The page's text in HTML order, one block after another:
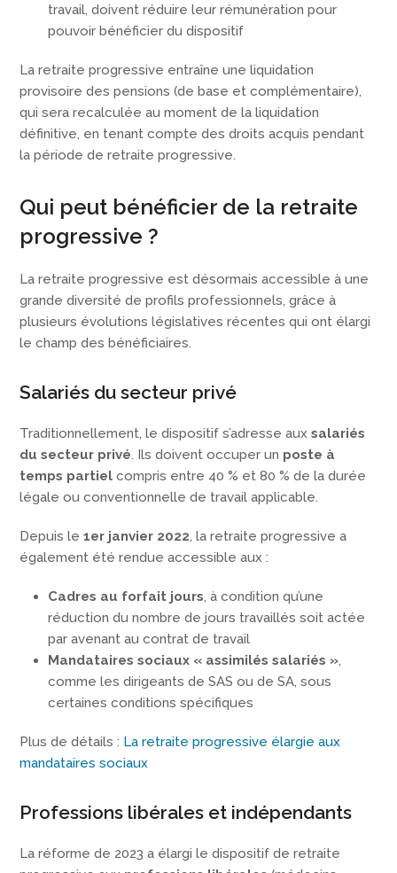
travail, doivent réduire leur rémunération pour
pouvoir bénéficier du dispositif
La retraite progressive entraîne une liquidation
provisoire des pensions (de base et complémentaire),
qui sera recalculée au moment de la liquidation
définitive, en tenant compte des droits acquis pendant
la période de retraite progressive.
Qui peut bénéficier de la retraite
progressive ?
La retraite progressive est désormais accessible à une
grande diversité de profils professionnels, grâce à
plusieurs évolutions législatives récentes qui ont élargi
le champ des bénéficiaires.
Salariés du secteur privé
Traditionnellement, le dispositif s’adresse auxsalariés
du secteur privé. Ils doivent occuper un poste à
temps partiel compris entre 40 % et 80 % de la durée
légale ou conventionnelle de travail applicable.
Depuis le1er janvier 2022, la retraite progressive a
également été rendue accessible aux :
Cadres au forfait jours, à condition qu’une
réduction du nombre de jours travaillés soit actée
par avenant au contrat de travail
Mandataires sociaux « assimilés salariés »,
comme les dirigeants de SAS ou de SA, sous
certaines conditions spécifiques
Plus de détails : La retraite progressive élargie aux
mandataires sociaux
Professions libérales et indépendants
La réforme de 2023 a élargi le dispositif de retraite